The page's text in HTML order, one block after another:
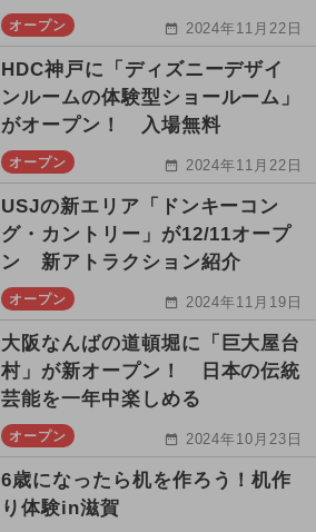
オープン 2024年11月22日
HDC神戸に「ディズニーデザイ
ンルームの体験型ショールーム」
がオープン！ 入場無料
オープン 2024年11月22日
USJの新エリア「ドンキーコン
グ・カントリー」が12/11オープ
ン 新アトラクション紹介
オープン 2024年11月19日
大阪なんばの道頓堀に「巨大屋台
村」が新オープン！ 日本の伝統
芸能を一年中楽しめる
オープン 2024年10月23日
6歳になったら机を作ろう！机作
り体験in滋賀